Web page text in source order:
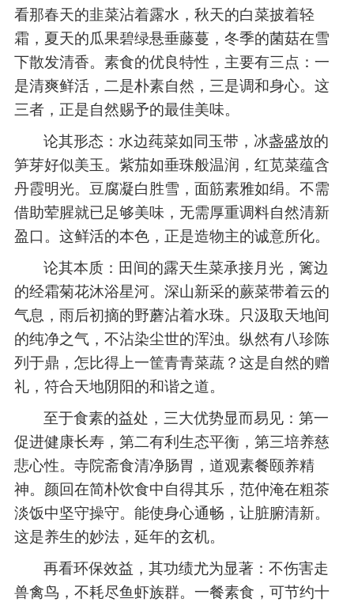
看那春天的韭菜沾着露水，秋天的白菜披着轻
霜，夏天的瓜果碧绿悬垂藤蔓，冬季的菌菇在雪
下散发清香。素食的优良特性，主要有三点：一
是清爽鲜活，二是朴素自然，三是调和身心。这
三者，正是自然赐予的最佳美味。
论其形态：水边莼菜如同玉带，冰盏盛放的
笋芽好似美玉。紫茄如垂珠般温润，红苋菜蕴含
丹霞明光。豆腐凝白胜雪，面筋素雅如绢。不需
借助荤腥就已足够美味，无需厚重调料自然清新
盈口。这鲜活的本色，正是造物主的诚意所化。
论其本质：田间的露天生菜承接月光，篱边
的经霜菊花沐浴星河。深山新采的蕨菜带着云的
气息，雨后初摘的野蘑沾着水珠。只汲取天地间
的纯净之气，不沾染尘世的浑浊。纵然有八珍陈
列于鼎，怎比得上一筐青青菜蔬？这是自然的赠
礼，符合天地阴阳的和谐之道。
至于食素的益处，三大优势显而易见：第一
促进健康长寿，第二有利生态平衡，第三培养慈
悲心性。寺院斋食清净肠胃，道观素餐颐养精
神。颜回在简朴饮食中自得其乐，范仲淹在粗茶
淡饭中坚守操守。能使身心通畅，让脏腑清新。
这是养生的妙法，延年的玄机。
再看环保效益，其功绩尤为显著：不伤害走
兽禽鸟，不耗尽鱼虾族群。一餐素食，可节约十